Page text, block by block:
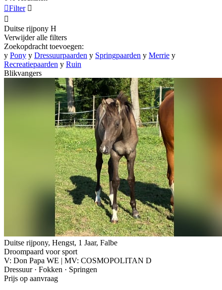
Filter 

Duitse rijpony H
Verwijder alle filters
Zoekopdracht toevoegen:
y Pony y Dressuurpaarden y Springpaarden y Merrie y
Recreatiepaarden y Ruin
Blikvangers
Duitse rijpony, Hengst, 1 Jaar, Falbe
Droompaard voor sport
V: Don Papa WE | MV: COSMOPOLITAN D
Dressuur · Fokken · Springen
Prijs op aanvraag